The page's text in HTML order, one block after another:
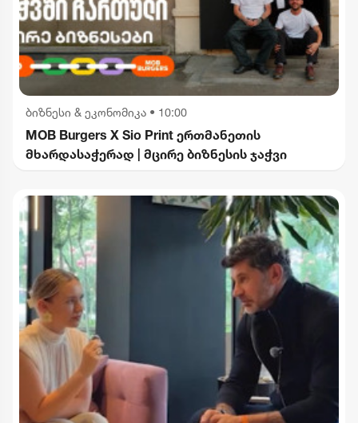
ბიზნესი & ეკონომიკა • 10:00
MOB Burgers X Sio Print ერთმანეთის
მხარდასაჭერად | მცირე ბიზნესის ჯაჭვი